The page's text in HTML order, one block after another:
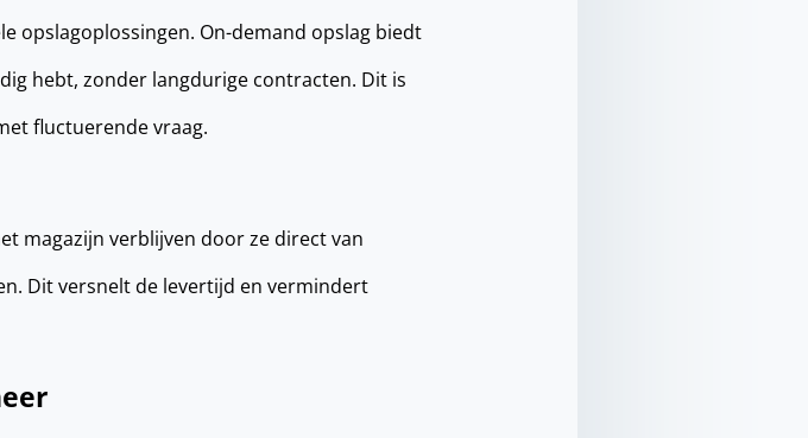
opslagoplossingen. On-demand opslag biedt
hebt, zonder langdurige contracten. Dit is
fluctuerende vraag.
magazijn verblijven door ze direct van
Dit versnelt de levertijd en vermindert